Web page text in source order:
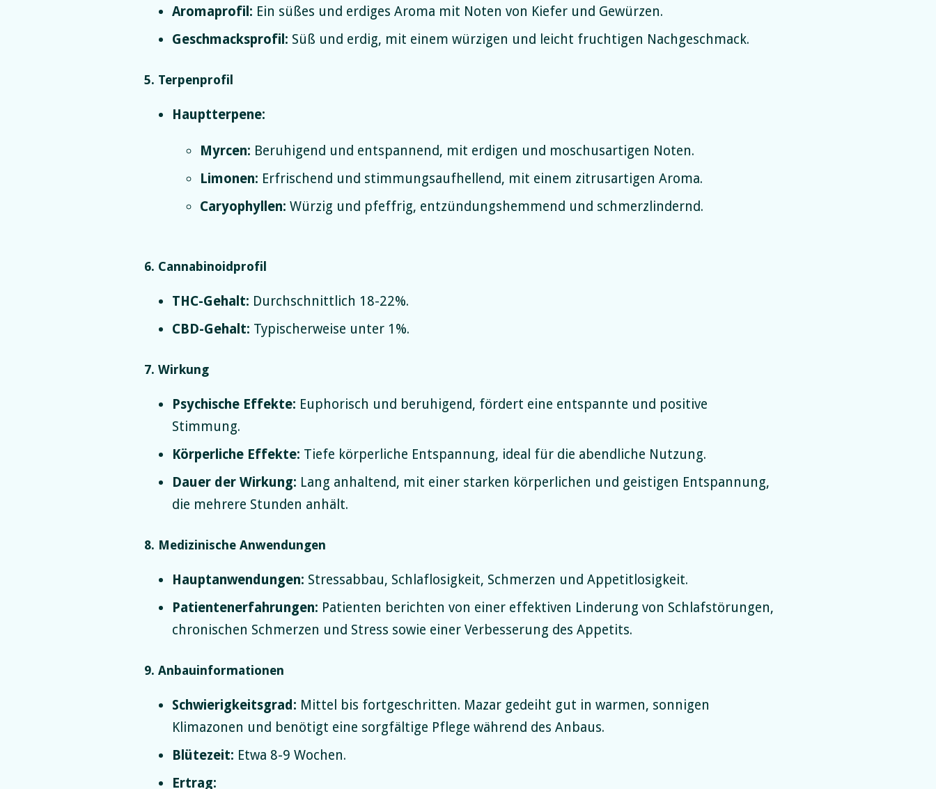
Aromaprofil: Ein süßes und erdiges Aroma mit Noten von Kiefer und Gewürzen.
Geschmacksprofil: Süß und erdig, mit einem würzigen und leicht fruchtigen Nachgeschmack.
5. Terpenprofil
Hauptterpene:
Myrcen: Beruhigend und entspannend, mit erdigen und moschusartigen Noten.
Limonen: Erfrischend und stimmungsaufhellend, mit einem zitrusartigen Aroma.
Caryophyllen: Würzig und pfeffrig, entzündungshemmend und schmerzlindernd.
6. Cannabinoidprofil
THC-Gehalt: Durchschnittlich 18-22%.
CBD-Gehalt: Typischerweise unter 1%.
7. Wirkung
Psychische Effekte: Euphorisch und beruhigend, fördert eine entspannte und positive
Stimmung.
Körperliche Effekte: Tiefe körperliche Entspannung, ideal für die abendliche Nutzung.
Dauer der Wirkung: Lang anhaltend, mit einer starken körperlichen und geistigen Entspannung,
die mehrere Stunden anhält.
8. Medizinische Anwendungen
Hauptanwendungen: Stressabbau, Schlaflosigkeit, Schmerzen und Appetitlosigkeit.
Patientenerfahrungen: Patienten berichten von einer effektiven Linderung von Schlafstörungen,
chronischen Schmerzen und Stress sowie einer Verbesserung des Appetits.
9. Anbauinformationen
Schwierigkeitsgrad: Mittel bis fortgeschritten. Mazar gedeiht gut in warmen, sonnigen
Klimazonen und benötigt eine sorgfältige Pflege während des Anbaus.
Blütezeit: Etwa 8-9 Wochen.
Ertrag: